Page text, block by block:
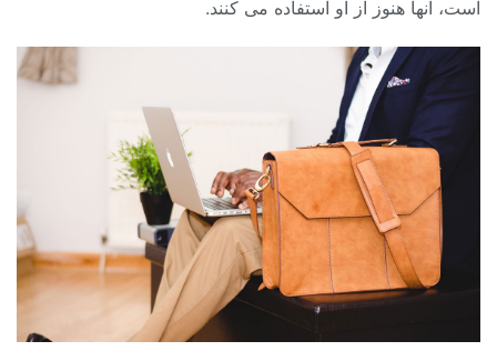
است، آنها هنوز از او استفاده می کنند.